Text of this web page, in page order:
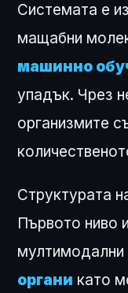
Системата е
мащабни
машинно
упадък. Чрез
организмите
Структурата
Първото ниво
мултимодални
органи като